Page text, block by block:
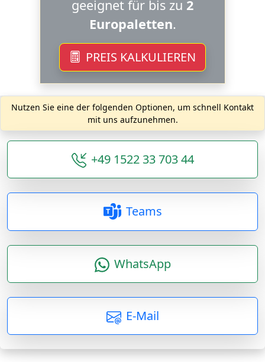
geeignet für bis zu 2
Europaletten.
PREIS KALKULIEREN
Nutzen Sie eine der folgenden Optionen, um schnell Kontakt
mit uns aufzunehmen.
+49 1522 33 703 44
Teams
WhatsApp
E-Mail